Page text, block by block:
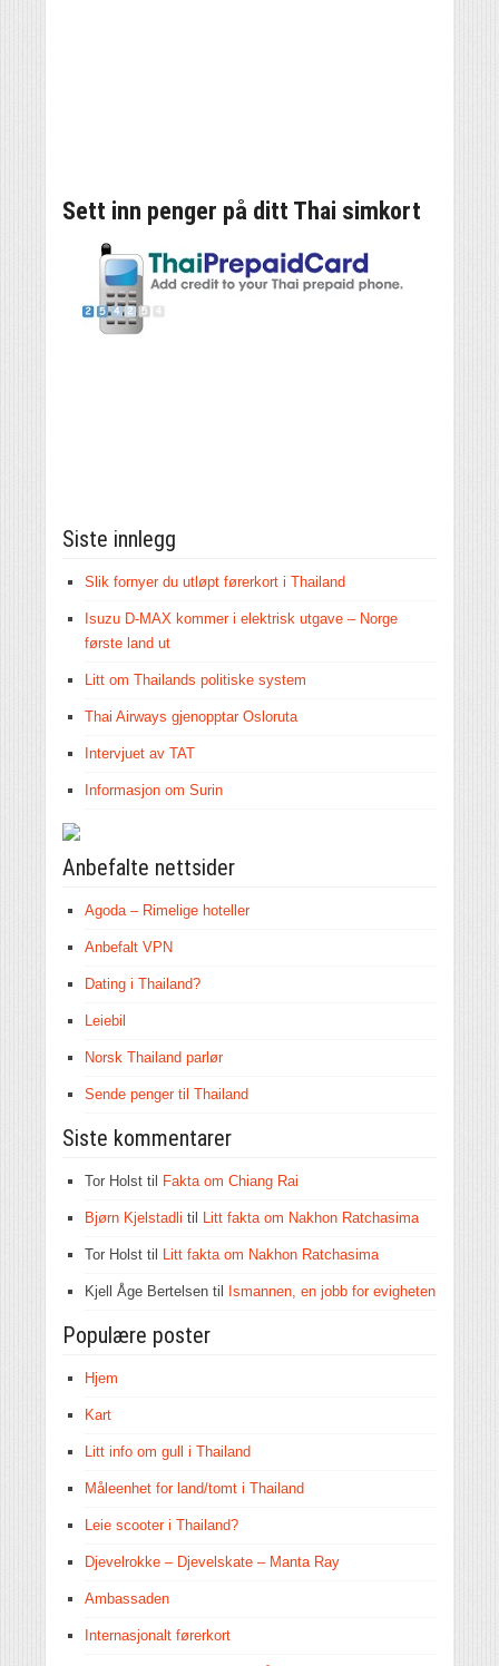
Sett inn penger på ditt Thai simkort
Siste innlegg
Slik fornyer du utløpt førerkort i Thailand
Isuzu D-MAX kommer i elektrisk utgave – Norge
første land ut
Litt om Thailands politiske system
Thai Airways gjenopptar Osloruta
Intervjuet av TAT
Informasjon om Surin
Anbefalte nettsider
Agoda – Rimelige hoteller
Anbefalt VPN
Dating i Thailand?
Leiebil
Norsk Thailand parlør
Sende penger til Thailand
Siste kommentarer
Tor Holst til Fakta om Chiang Rai
Bjørn Kjelstadli til Litt fakta om Nakhon Ratchasima
Tor Holst til Litt fakta om Nakhon Ratchasima
Kjell Åge Bertelsen til Ismannen, en jobb for evigheten
Populære poster
Hjem
Kart
Litt info om gull i Thailand
Måleenhet for land/tomt i Thailand
Leie scooter i Thailand?
Djevelrokke – Djevelskate – Manta Ray
Ambassaden
Internasjonalt førerkort